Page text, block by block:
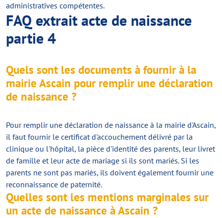
administratives compétentes.
FAQ extrait acte de naissance
partie 4
Quels sont les documents à fournir à la
mairie Ascain pour remplir une déclaration
de naissance ?
Pour remplir une déclaration de naissance à la mairie d'Ascain,
il faut fournir le certificat d'accouchement délivré par la
clinique ou l'hôpital, la pièce d'identité des parents, leur livret
de famille et leur acte de mariage si ils sont mariés. Si les
parents ne sont pas mariés, ils doivent également fournir une
reconnaissance de paternité.
Quelles sont les mentions marginales sur
un acte de naissance à Ascain ?